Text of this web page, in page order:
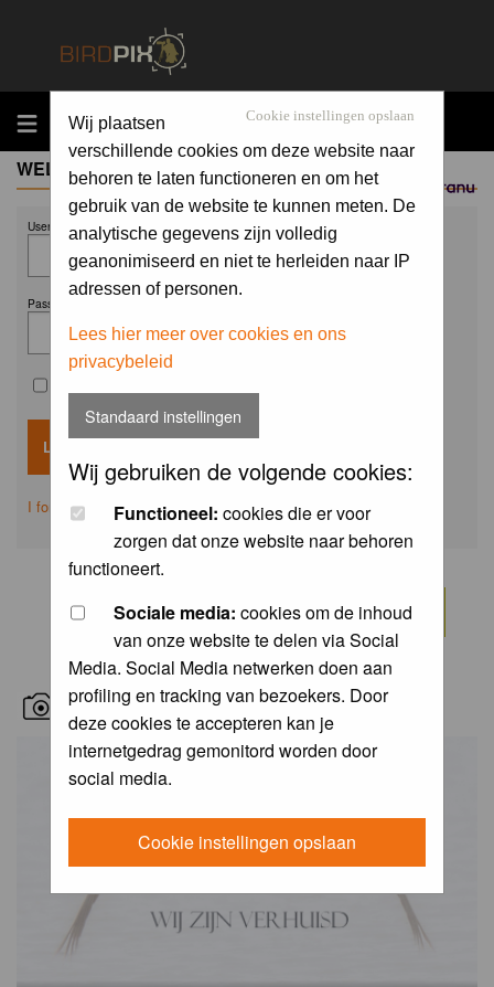
MENU
Sponsored by
Cookie instellingen opslaan
Wij plaatsen
verschillende cookies om deze website naar
behoren te laten functioneren en om het
gebruik van de website te kunnen meten. De
analytische gegevens zijn volledig
geanonimiseerd en niet te herleiden naar IP
adressen of personen.
Lees hier meer over cookies en ons
privacybeleid
Standaard instellingen
Wij gebruiken de volgende cookies:
Functioneel: cookies die er voor
zorgen dat onze website naar behoren
functioneert.
Sociale media: cookies om de inhoud
van onze website te delen via Social
Media. Social Media netwerken doen aan
profiling en tracking van bezoekers. Door
deze cookies te accepteren kan je
internetgedrag gemonitord worden door
social media.
Cookie instellingen opslaan
WELCOME GUEST
Username:
Password:
I forgot my password
RECENT BIRD PICS